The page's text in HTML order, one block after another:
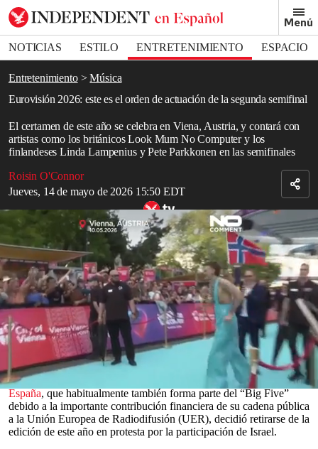
Menú
NOTICIAS ESTILO ENTRETENIMIENTO
ESPACIO
DEPORTES
Entretenimiento
Música
Eurovisión 2026: este es el orden de actuación de la segunda semifinal
El certamen de este año se celebra en Viena, Austria, y contará con
artistas como los británicos Look Mum No Computer y los
finlandeses Linda Lampenius y Pete Parkkonen en las semifinales
Roisin O'Connor
Jueves, 14 de mayo de 2026 15:50 EDT
Bookmark popover
Removed from bookmarks
Close popover
seconds
seconds
Eurovisión 2026 arranca en Viena con el desfile de la alfombra
turquesa
Read in English
El Festival deEurovisióncomenzó en Viena, Austria, esta semana
y hoy (jueves 14 de mayo) se lleva a cabo la segunda semifinal.
En total,35 paísesparticipan este año. Sin embargo, el país
anfitrión, Austria
, y cuatro integrantes del denominado “Big Five”
Reino Unido,Italia,Franciay
— ya tienen asegurado
un puesto en la final.
España, que habitualmente también forma parte del “Big Five”
debido a la importante contribución financiera de su cadena pública
a la Unión Europea de Radiodifusión (UER), decidió retirarse de la
edición de este año en protesta por la participación de Israel.